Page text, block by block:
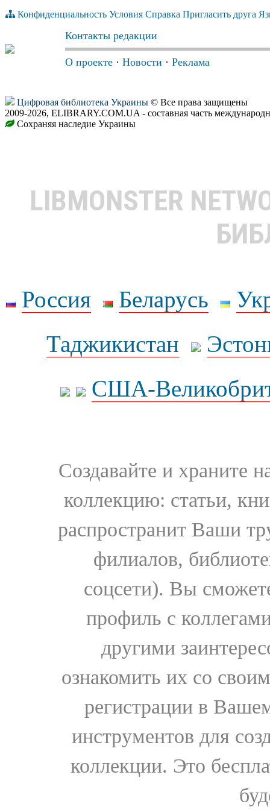
Конфиденциальность Условия Справка Пригласить друга
Контакты редакции
О проекте · Новости · Реклама
Цифровая библиотека Украины © Все права защищены
2009-2026, ELIBRARY.COM.UA - составная часть
Сохраняя наследие Украины
LIBMONSTER
Россия Беларусь
Таджикистан
США-
Создавайте и храните
коллекцию: статьи,
распространит Ваши
филиалов,
соцсети). Вы
профиль с
другими
ознакомить их со
регистрации в
инструментов для
коллекции. Это